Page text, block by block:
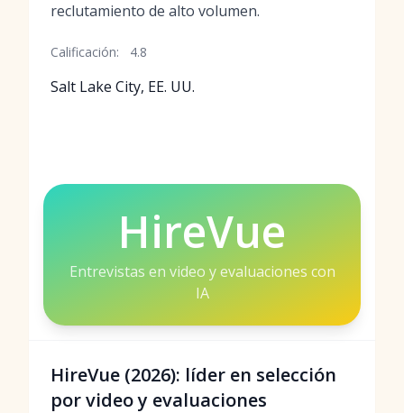
reclutamiento de alto volumen.
Calificación: 4.8
Salt Lake City, EE. UU.
HireVue
Entrevistas en video y evaluaciones con
IA
HireVue (2026): líder en selección
por video y evaluaciones